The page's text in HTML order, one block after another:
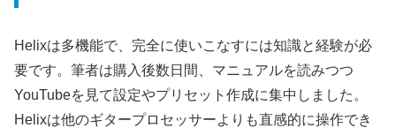
Helixは多機能で、完全に使いこなすには知識と経験が必
要です。筆者は購入後数日間、マニュアルを読みつつ
YouTubeを見て設定やプリセット作成に集中しました。
Helixは他のギタープロセッサーよりも直感的に操作でき